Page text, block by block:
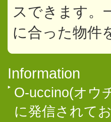
スできます。
に合った物件
Information
O-uccino(オウ
に発信されて